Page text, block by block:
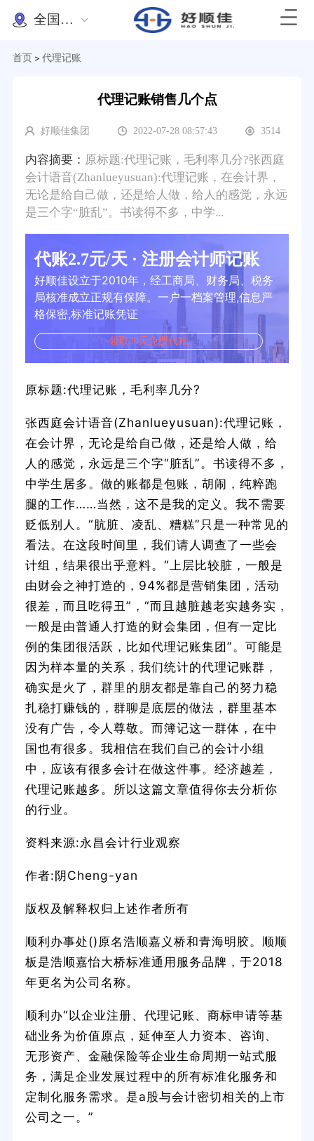
全国办理
首页 > 代理记账
代理记账销售几个点
好顺佳集团 2022-07-28 08:57:43 3514
内容摘要： 原标题:代理记账，毛利率几分?张西庭
会计语音(Zhanlueyusuan):代理记账，在会计界，
无论是给自己做，还是给人做，给人的感觉，永远
是三个字“脏乱”。书读得不多，中学...
代账2.7元/天 · 注册会计师记账
好顺佳设立于2010年，经工商局、财务局、税务
局核准成立正规有保障。一户一档案管理,信息严
格保密,标准记账凭证
领取30天免费代账
原标题:代理记账，毛利率几分?
张西庭会计语音(Zhanlueyusuan):代理记账，
在会计界，无论是给自己做，还是给人做，给
人的感觉，永远是三个字“脏乱”。书读得不多，
中学生居多。做的账都是包账，胡闹，纯粹跑
腿的工作……当然，这不是我的定义。我不需要
贬低别人。“肮脏、凌乱、糟糕”只是一种常见的
看法。在这段时间里，我们请人调查了一些会
计组，结果很出乎意料。“上层比较脏，一般是
由财会之神打造的，94%都是营销集团，活动
很差，而且吃得丑”，“而且越脏越老实越务实，
一般是由普通人打造的财会集团，但有一定比
例的集团很活跃，比如代理记账集团”。可能是
因为样本量的关系，我们统计的代理记账群，
确实是火了，群里的朋友都是靠自己的努力稳
扎稳打赚钱的，群聊是底层的做法，群里基本
没有广告，令人尊敬。而簿记这一群体，在中
国也有很多。我相信在我们自己的会计小组
中，应该有很多会计在做这件事。经济越差，
代理记账越多。所以这篇文章值得你去分析你
的行业。
资料来源:永昌会计行业观察
作者:阴Cheng-yan
版权及解释权归上述作者所有
顺利办事处()原名浩顺嘉义桥和青海明胶。顺顺
板是浩顺嘉怡大桥标准通用服务品牌，于2018
年更名为公司名称。
顺利办“以企业注册、代理记账、商标申请等基
础业务为价值原点，延伸至人力资本、咨询、
无形资产、金融保险等企业生命周期一站式服
务，满足企业发展过程中的所有标准化服务和
定制化服务需求。是a股与会计密切相关的上市
公司之一。”